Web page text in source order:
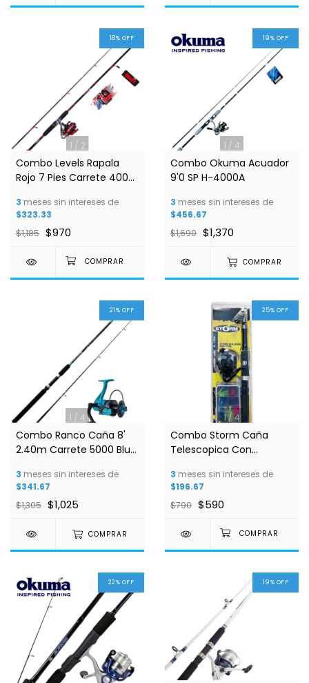
1 / 2
18% OFF
Combo Levels Rapala
Rojo 7 Pies Carrete 4000
3 meses sin intereses de
$323.33
$1,185 $970
1 / 4
19% OFF
Combo Okuma Acuador
9'0 SP H-4000A
3 meses sin intereses de
$456.67
$1,690 $1,370
COMPRAR
1 / 4
21 % OFF
Combo Ranco Caña 8'
2.40m Carrete 5000 Blue
3 meses sin intereses de
$341.67
$1,305 $1,025
COMPRAR
1/4
25% OFF
Combo Storm Caña
Telescopica Con
3 meses sin intereses de
$196.67
$790 $590
22% OFF 19% OFF